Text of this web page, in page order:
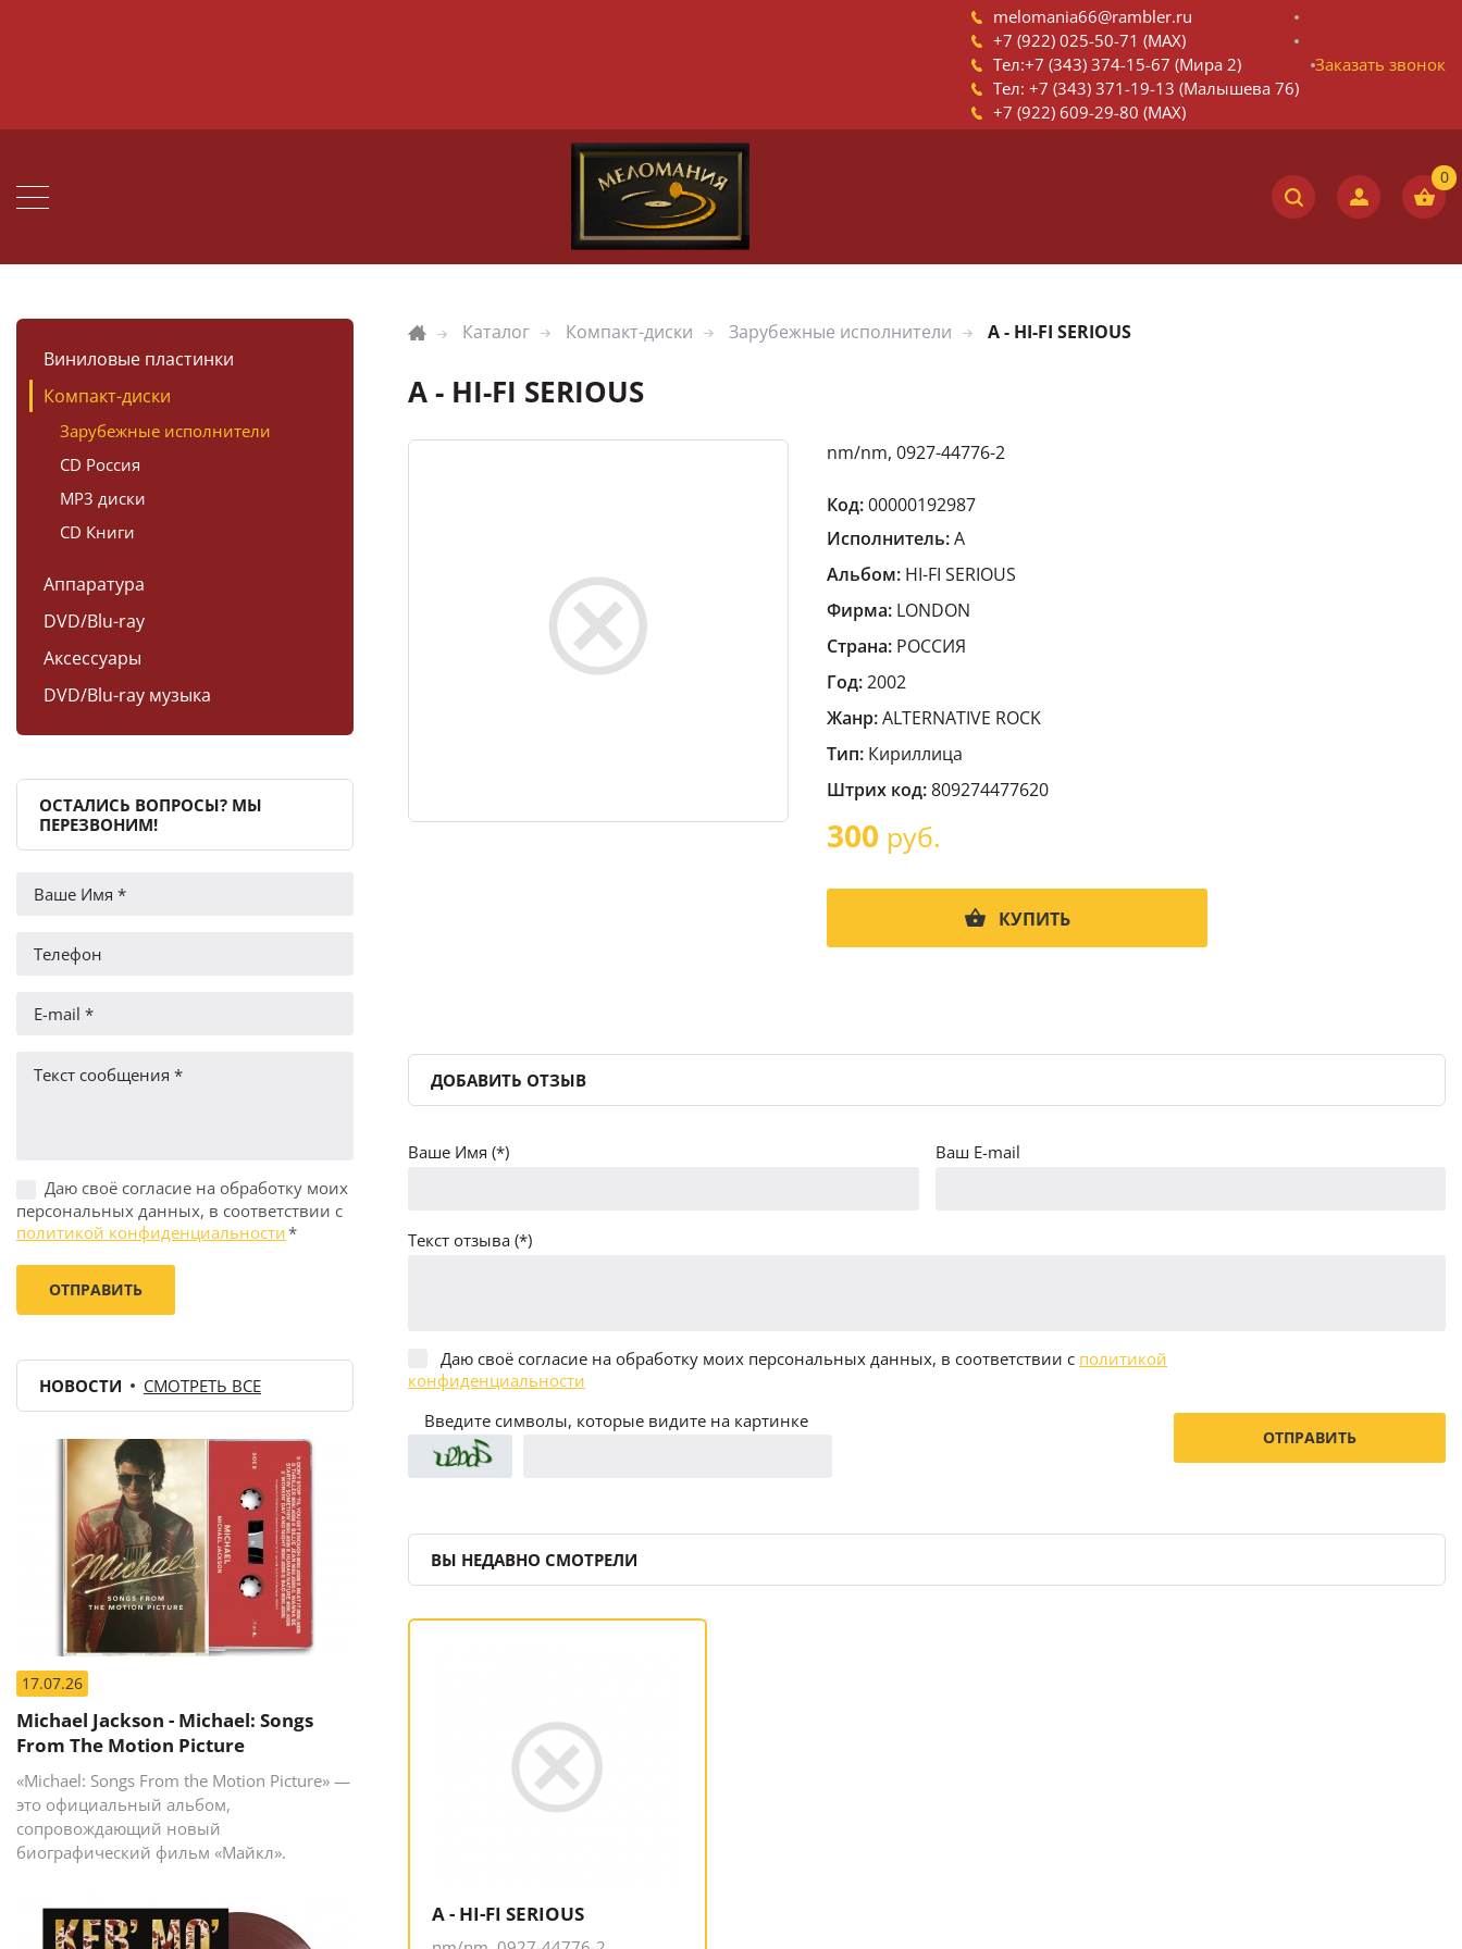
melomania66@rambler.ru
+7 (922) 025-50-71 (MAX)
Тел:+7 (343) 374-15-67 (Мира 2)
Тел: +7 (343) 371-19-13 (Малышева 76)
+7 (922) 609-29-80 (MAX)
Заказать звонок
Виниловые пластинки
Компакт-диски
Зарубежные исполнители
CD Россия
MP3 диски
CD Книги
Аппаратура
DVD/Blu-ray
Аксессуары
DVD/Blu-ray музыка
ОСТАЛИСЬ ВОПРОСЫ? МЫ
ПЕРЕЗВОНИМ!
Даю своё согласие на обработку моих
персональных данных, в соответствии с
политикой конфиденциальности*
НОВОСТИ СМОТРЕТЬ ВСЕ
17.07.26
Michael Jackson - Michael: Songs
From The Motion Picture
«Michael: Songs From the Motion Picture» —
это официальный альбом,
сопровождающий новый
биографический фильм «Майкл».
Каталог Компакт-диски Зарубежные исполнители A - HI-FI SERIOUS
A - HI-FI SERIOUS
nm/nm, 0927-44776-2
Код:00000192987
Исполнитель:A
Альбом: HI-FI SERIOUS
Фирма: LONDON
Страна: РОССИЯ
Год:2002
Жанр:ALTERNATIVE ROCK
Тип: Кириллица
Штрих код:809274477620
300 руб.
КУПИТЬ
ДОБАВИТЬ ОТЗЫВ
Ваше Имя (*) Ваш E-mail
Текст отзыва (*)
Даю своё согласие на обработку моих персональных данных, в соответствии с политикой
конфиденциальности
Введите символы, которые видите на картинке
ВЫ НЕДАВНО СМОТРЕЛИ
A - HI-FI SERIOUS